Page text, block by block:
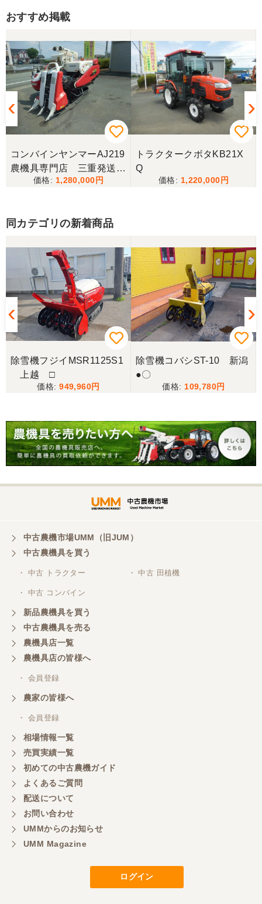
おすすめ掲載
コンバインヤンマーAJ219
農機具専門店 三重発送整
備済み
1,280,000
トラクタークボタKB21X
Q
1,220,000
同カテゴリの新着商品
除雪機フジイMSR1125S1
上越 □
949,960
除雪機コバシST-10 新潟
●〇
109,780
中古農機市場UMM（旧JUM）
中古農機具を買う
・ 中古 トラクター ・ 中古 田植機
・ 中古 コンバイン
新品農機具を買う
中古農機具を売る
農機具店一覧
農機具店の皆様へ
・ 会員登録
農家の皆様へ
・ 会員登録
相場情報一覧
売買実績一覧
初めての中古農機ガイド
よくあるご質問
配送について
お問い合わせ
UMMからのお知らせ
UMM Magazine
ログイン